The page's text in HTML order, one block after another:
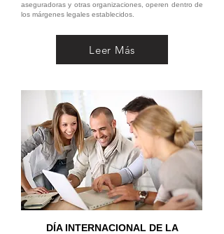
aseguradoras y otras organizaciones, operen dentro de
los márgenes legales establecidos.
Leer Más
DÍA INTERNACIONAL DE LA